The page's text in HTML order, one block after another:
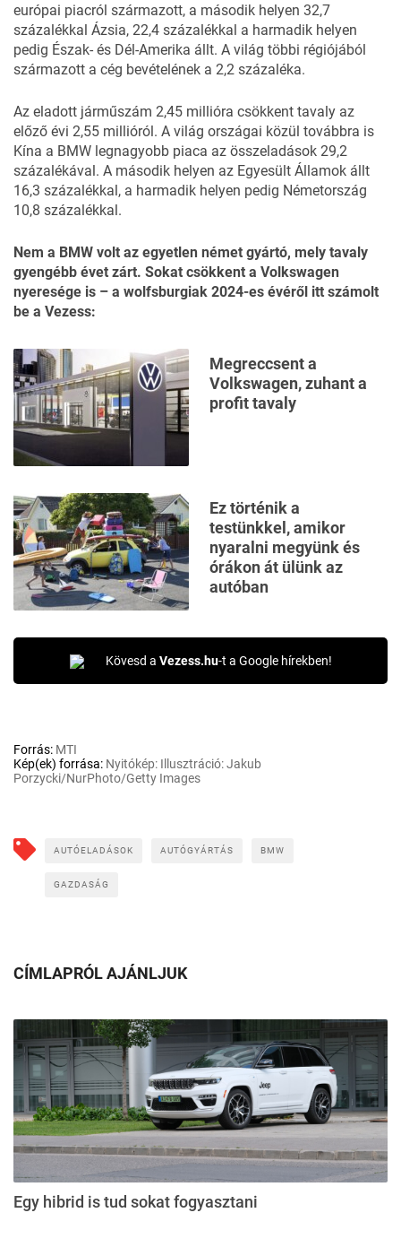
európai piacról származott, a második helyen 32,7
százalékkal Ázsia, 22,4 százalékkal a harmadik helyen
pedig Észak- és Dél-Amerika állt. A világ többi régiójából
származott a cég bevételének a 2,2 százaléka.
Az eladott járműszám 2,45 millióra csökkent tavaly az
előző évi 2,55 millióról. A világ országai közül továbbra is
Kína a BMW legnagyobb piaca az összeladások 29,2
százalékával. A második helyen az Egyesült Államok állt
16,3 százalékkal, a harmadik helyen pedig Németország
10,8 százalékkal.
Nem a BMW volt az egyetlen német gyártó, mely tavaly
gyengébb évet zárt. Sokat csökkent a Volkswagen
nyeresége is – a wolfsburgiak 2024-es évéről itt számolt
be a Vezess:
Megreccsent a
Volkswagen, zuhant a
profit tavaly
Ez történik a
testünkkel, amikor
nyaralni megyünk és
órákon át ülünk az
autóban
Kövesd a Vezess.hu-t a Google hírekben!
Forrás: MTI
Kép(ek) forrása: Nyitókép: Illusztráció: Jakub
Porzycki/NurPhoto/Getty Images
AUTÓELADÁSOK AUTÓGYÁRTÁS BMW
GAZDASÁG
CÍMLAPRÓL AJÁNLJUK
Egy hibrid is tud sokat fogyasztani